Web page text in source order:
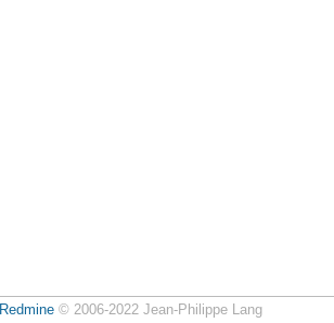
Redmine© 2006-2022 Jean-Philippe Lang